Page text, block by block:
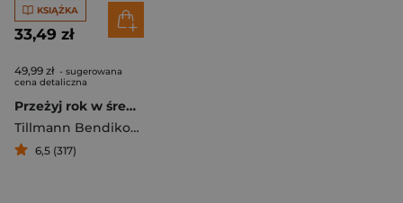
KSIĄŻKA
33,49 zł
49,99 zł - sugerowana
cena detaliczna
Przeżyj rok w średniowieczu
Tillmann Bendikowski
6,5 (317)